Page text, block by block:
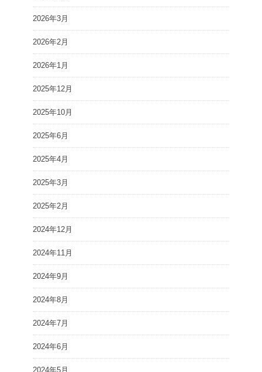
2026年3月
2026年2月
2026年1月
2025年12月
2025年10月
2025年6月
2025年4月
2025年3月
2025年2月
2024年12月
2024年11月
2024年9月
2024年8月
2024年7月
2024年6月
2024年5月